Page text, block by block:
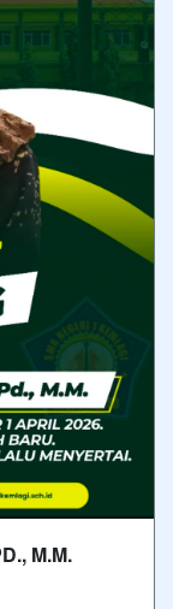
M.M.